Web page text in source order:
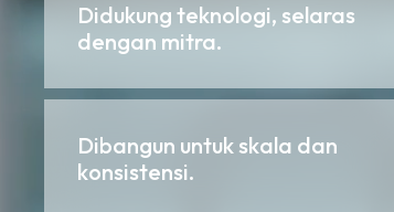
Didukung teknologi, selaras
dengan mitra.
Dibangun untuk skala dan
konsistensi.